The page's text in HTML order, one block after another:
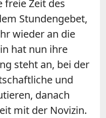
freie Zeit des
Stundengebet,
wieder an die
hat nun ihre
steht an, bei der
und
danach
mit der Novizin.